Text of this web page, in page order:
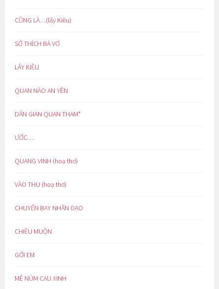
CŨNG LÀ…(lẩy Kiều)
SỞ THÍCH BÁ VƠ
LẨY KIỀU
QUAN NÀO AN YÊN
DÂN GIAN QUAN THAM*
ƯỚC…
QUANG VINH (hoạ thơ)
VÀO THU (hoạ thơ)
CHUYẾN BAY NHÂN ĐẠO
CHIỀU MUỘN
GỞI EM
MÊ NÚM CAU XINH